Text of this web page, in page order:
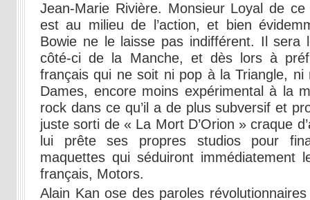
Jean-Marie Rivière. Monsieur Loyal de
est au milieu de l’action, et bien
Bowie ne le laisse pas indifférent. Il sera
côté-ci de la Manche, et dès lors à
français qui ne soit ni pop à la Triangle,
Dames, encore moins expérimental à la
rock dans ce qu’il a de plus subversif et
juste sorti de « La Mort D’Orion » craque
lui prête ses propres studios pour
maquettes qui séduiront immédiatement
français, Motors.
Alain Kan ose des paroles